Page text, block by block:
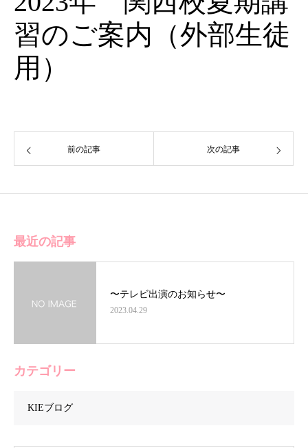
習のご案内（外部生徒
用）
前の記事 次の記事
最近の記事
〜テレビ出演のお知らせ〜
2023.04.29
カテゴリー
KIEブログ